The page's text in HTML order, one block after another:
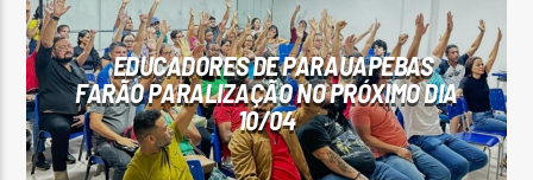
Arara Azul FM
EDUCADORES DE PARAUAPEBAS
FARÃO PARALIZAÇÃO NO PRÓXIMO DIA
10/04